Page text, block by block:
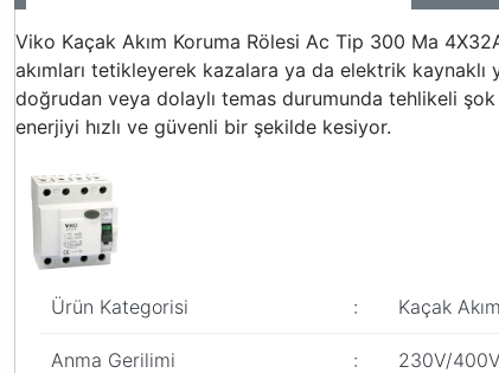
Viko Kaçak Akım Koruma Rölesi Ac Tip 300 Ma
akımları tetikleyerek kazalara ya da elektrik
doğrudan veya dolaylı temas durumunda tehlikeli şok
enerjiyi hızlı ve güvenli bir şekilde kesiyor.
Ürün Kategorisi : Kaçak
Anma Gerilimi : 230V/